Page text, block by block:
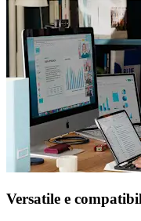
Versatile e